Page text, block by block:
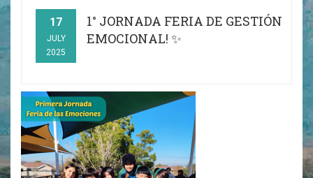
17
JULY
2025
1° JORNADA FERIA DE GESTIÓN
EMOCIONAL! ✨